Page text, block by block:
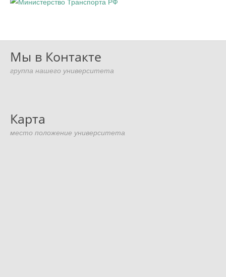
Мы в Контакте
группа нашего университета
Карта
место положение университета